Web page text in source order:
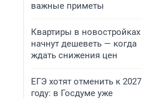
важные приметы
Квартиры в новостройках
начнут дешеветь — когда
ждать снижения цен
ЕГЭ хотят отменить к 2027
году: в Госдуме уже